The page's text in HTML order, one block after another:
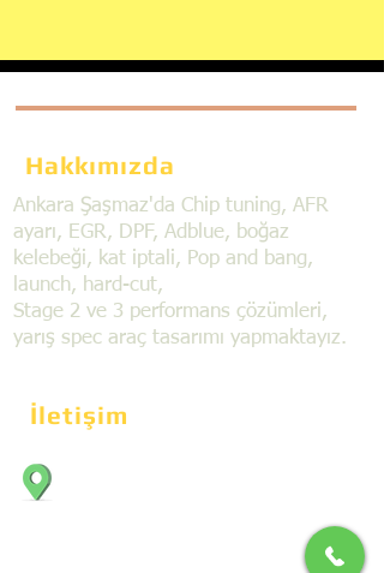
Hakkımızda
Ankara Şaşmaz'da Chip tuning, AFR
ayarı, EGR, DPF, Adblue, boğaz
kelebeği, kat iptali, Pop and bang,
launch, hard-cut,
Stage 2 ve 3 performans çözümleri,
yarış spec araç tasarımı yapmaktayız.
İletişim